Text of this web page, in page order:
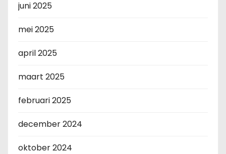
juni 2025
mei 2025
april 2025
maart 2025
februari 2025
december 2024
oktober 2024